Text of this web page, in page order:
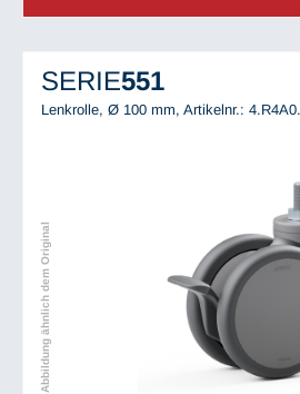
SERIE551
Lenkrolle, Ø 100 mm, Artikelnr.:
Abbildung ähnlich dem Original